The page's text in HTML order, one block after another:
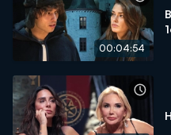
00:04:54